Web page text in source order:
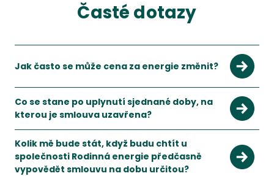
Časté dotazy
Jak často se může cena za energie změnit?
To záleží na dodavateli. Většinou se ceníky mění jednou
Co se stane po uplynutí sjednané doby, na
kterou je smlouva uzavřena?
S novelou energetického zákona k 1.1.2022 jsou
Kolik mě bude stát, když budu chtít u
společnosti Rodinná energie předčasně
vypovědět smlouvu na dobu určitou?